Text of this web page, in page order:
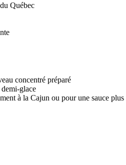
Québec
concentré préparé
glace
à la Cajun ou pour une sauce